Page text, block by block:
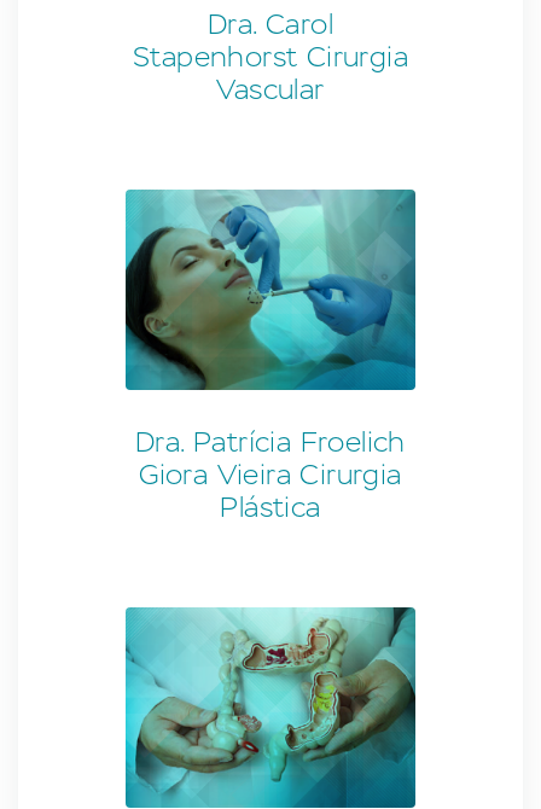
Dra. Carol
Stapenhorst Cirurgia
Vascular
Dra. Patrícia Froelich
Giora Vieira Cirurgia
Plástica